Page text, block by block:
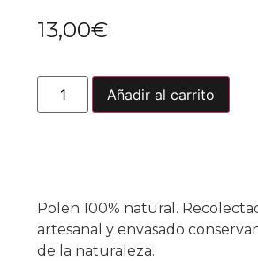
13,00€
Añadir al carrito
Polen 100% natural.
artesanal y envasado
de la naturaleza.